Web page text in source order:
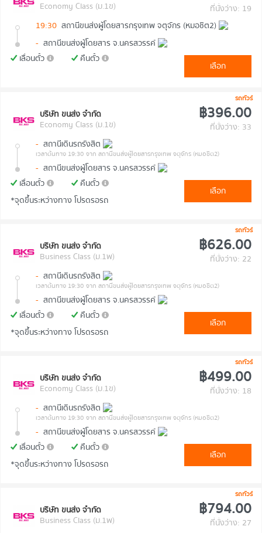
Economy Class (ม.1ข)
ที่นั่งว่าง: 19
19:30 สถานีขนส่งผู้โดยสารกรุงเทพ จตุจักร (หมอชิต2)
- สถานีขนส่งผู้โดยสาร จ.นครสวรรค์
เลื่อนตั๋ว
คืนตั๋ว
เลือก
รถทัวร์
บริษัท ขนส่ง จำกัด
Economy Class (ม.1ข)
฿396.00
ที่นั่งว่าง: 33
- สถานีเดินรถรังสิต
เวลาต้นทาง 19:30 จาก สถานีขนส่งผู้โดยสารกรุงเทพ จตุจักร (หมอชิต2)
- สถานีขนส่งผู้โดยสาร จ.นครสวรรค์
เลื่อนตั๋ว
คืนตั๋ว
*จุดขึ้นระหว่างทาง โปรดรอรถ
เลือก
รถทัวร์
บริษัท ขนส่ง จำกัด
Business Class (ม.1พ)
฿626.00
ที่นั่งว่าง: 22
- สถานีเดินรถรังสิต
เวลาต้นทาง 19:30 จาก สถานีขนส่งผู้โดยสารกรุงเทพ จตุจักร (หมอชิต2)
- สถานีขนส่งผู้โดยสาร จ.นครสวรรค์
เลื่อนตั๋ว
คืนตั๋ว
*จุดขึ้นระหว่างทาง โปรดรอรถ
เลือก
รถทัวร์
บริษัท ขนส่ง จำกัด
Economy Class (ม.1ข)
฿499.00
ที่นั่งว่าง: 18
- สถานีเดินรถรังสิต
เวลาต้นทาง 19:30 จาก สถานีขนส่งผู้โดยสารกรุงเทพ จตุจักร (หมอชิต2)
- สถานีขนส่งผู้โดยสาร จ.นครสวรรค์
เลื่อนตั๋ว
คืนตั๋ว
*จุดขึ้นระหว่างทาง โปรดรอรถ
เลือก
รถทัวร์
บริษัท ขนส่ง จำกัด
Business Class (ม.1พ)
฿794.00
ที่นั่งว่าง: 27